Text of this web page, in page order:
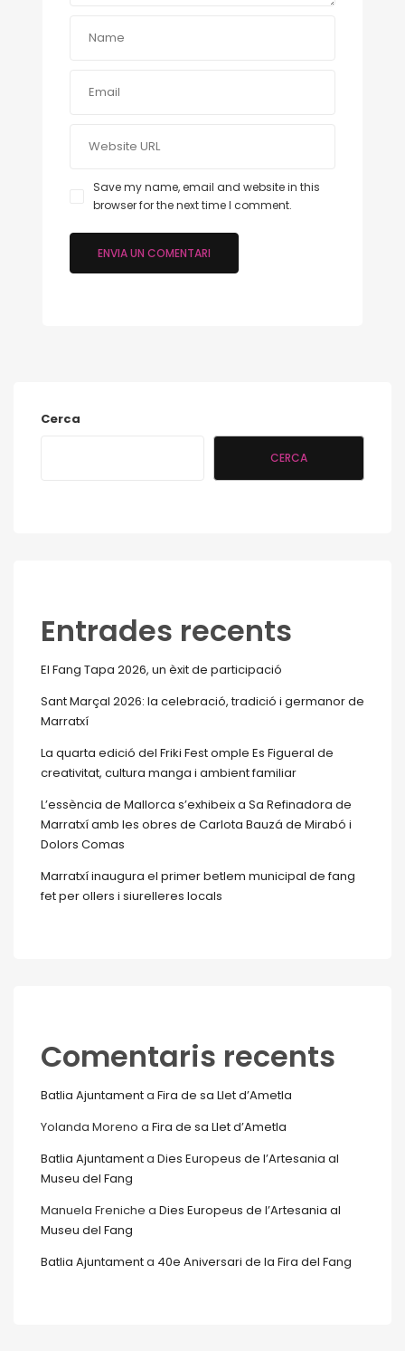
Save my name, email and website in this
browser for the next time I comment.
Cerca
CERCA
Entrades recents
El Fang Tapa 2026, un èxit de participació
Sant Marçal 2026: la celebració, tradició i germanor de
Marratxí
La quarta edició del Friki Fest omple Es Figueral de
creativitat, cultura manga i ambient familiar
L’essència de Mallorca s’exhibeix a Sa Refinadora de
Marratxí amb les obres de Carlota Bauzá de Mirabó i
Dolors Comas
Marratxí inaugura el primer betlem municipal de fang
fet per ollers i siurelleres locals
Comentaris recents
Batlia Ajuntamenta Fira de sa Llet d’Ametla
Yolanda Moreno a Fira de sa Llet d’Ametla
Batlia Ajuntamenta Dies Europeus de l’Artesania al
Museu del Fang
Manuela Freniche a Dies Europeus de l’Artesania al
Museu del Fang
Batlia Ajuntamenta 40e Aniversari de la Fira del Fang